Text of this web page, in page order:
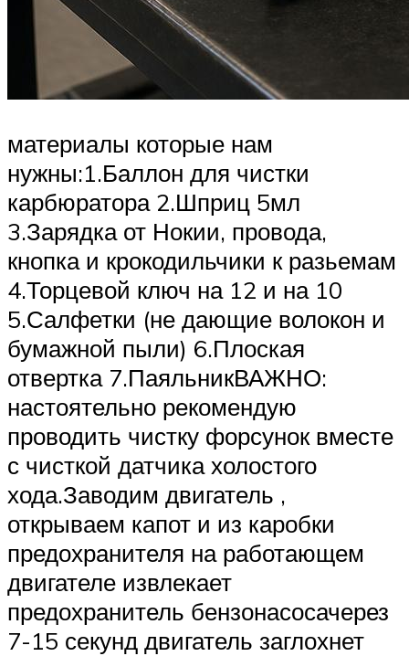
материалы которые нам
нужны:1.Баллон для чистки
карбюратора 2.Шприц 5мл
3.Зарядка от Нокии, провода,
кнопка и крокодильчики к разьемам
4.Торцевой ключ на 12 и на 10
5.Салфетки (не дающие волокон и
бумажной пыли) 6.Плоская
отвертка 7.ПаяльникВАЖНО:
настоятельно рекомендую
проводить чистку форсунок вместе
с чисткой датчика холостого
хода.Заводим двигатель ,
открываем капот и из каробки
предохранителя на работающем
двигателе извлекает
предохранитель бензонасосачерез
7-15 секунд двигатель заглохнет